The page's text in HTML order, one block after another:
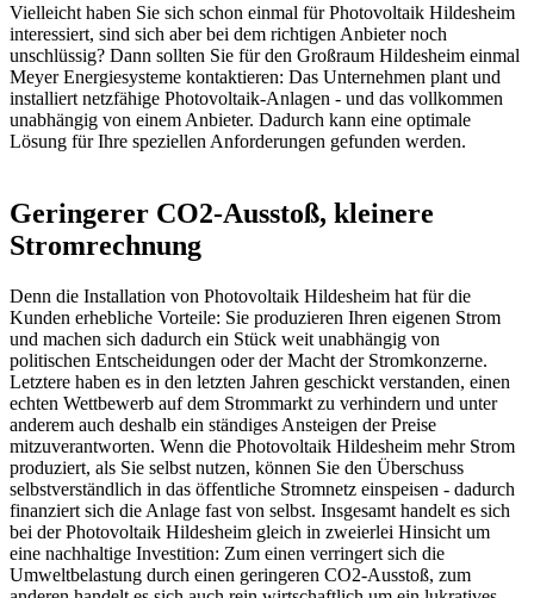
Vielleicht haben Sie sich schon einmal für Photovoltaik Hildesheim
interessiert, sind sich aber bei dem richtigen Anbieter noch
unschlüssig? Dann sollten Sie für den Großraum Hildesheim einmal
Meyer Energiesysteme kontaktieren: Das Unternehmen plant und
installiert netzfähige Photovoltaik-Anlagen - und das vollkommen
unabhängig von einem Anbieter. Dadurch kann eine optimale
Lösung für Ihre speziellen Anforderungen gefunden werden.
Geringerer CO2-Ausstoß, kleinere
Stromrechnung
Denn die Installation von Photovoltaik Hildesheim hat für die
Kunden erhebliche Vorteile: Sie produzieren Ihren eigenen Strom
und machen sich dadurch ein Stück weit unabhängig von
politischen Entscheidungen oder der Macht der Stromkonzerne.
Letztere haben es in den letzten Jahren geschickt verstanden, einen
echten Wettbewerb auf dem Strommarkt zu verhindern und unter
anderem auch deshalb ein ständiges Ansteigen der Preise
mitzuverantworten. Wenn die Photovoltaik Hildesheim mehr Strom
produziert, als Sie selbst nutzen, können Sie den Überschuss
selbstverständlich in das öffentliche Stromnetz einspeisen - dadurch
finanziert sich die Anlage fast von selbst. Insgesamt handelt es sich
bei der Photovoltaik Hildesheim gleich in zweierlei Hinsicht um
eine nachhaltige Investition: Zum einen verringert sich die
Umweltbelastung durch einen geringeren CO2-Ausstoß, zum